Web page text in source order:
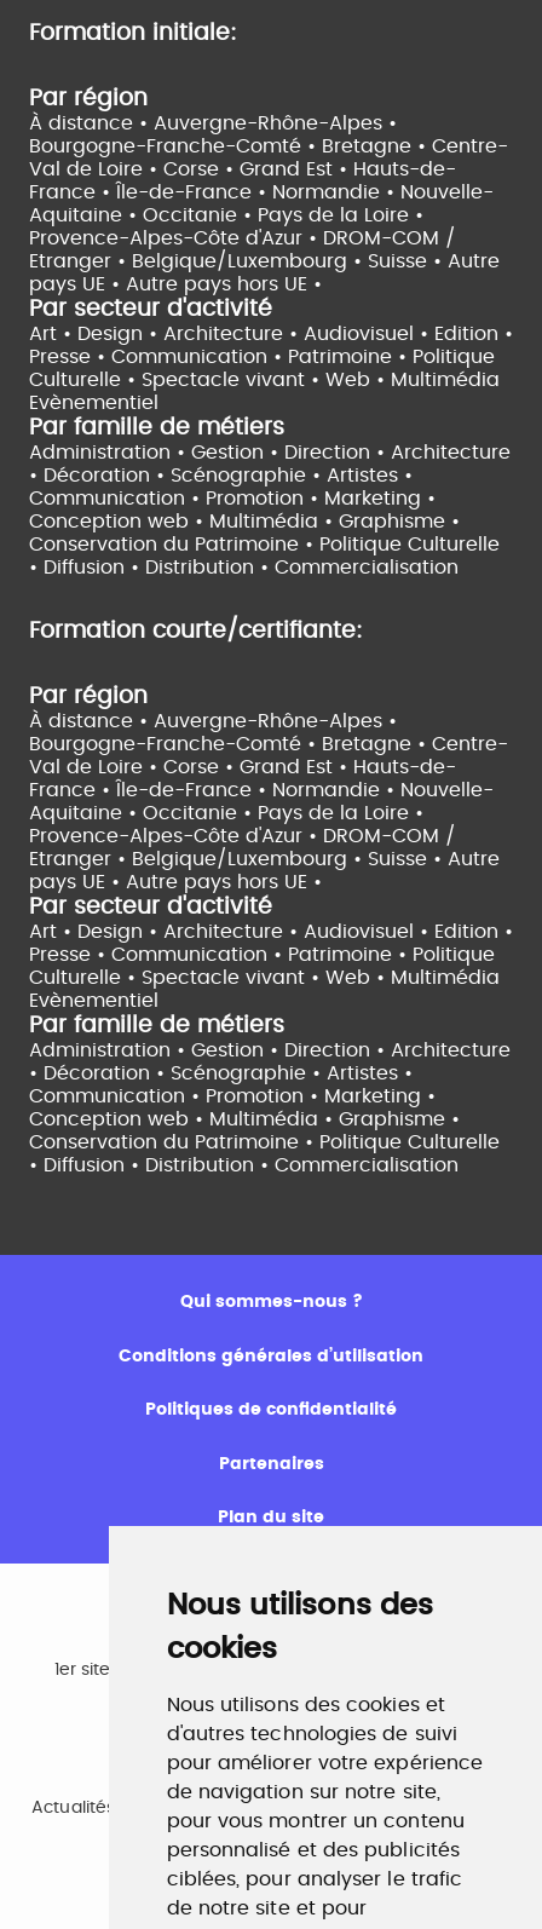
Nous utilisons des
cookies
Nous utilisons des cookies et
d'autres technologies de suivi
pour améliorer votre expérience
de navigation sur notre site,
pour vous montrer un contenu
personnalisé et des publicités
ciblées, pour analyser le trafic
de notre site et pour
Formation initiale:
Par région
À distance • Auvergne-Rhône-Alpes •
Bourgogne-Franche-Comté • Bretagne • Centre-
Val de Loire • Corse • Grand Est • Hauts-de-
France •
Île-de-France • Normandie • Nouvelle-
Aquitaine • Occitanie • Pays de la Loire •
Provence-Alpes-Côte d'Azur • DROM-COM /
Etranger • Belgique/Luxembourg • Suisse • Autre
pays UE • Autre pays hors UE •
Par secteur d'activité
Art • Design • Architecture • Audiovisuel • Edition •
Presse • Communication • Patrimoine • Politique
Culturelle • Spectacle vivant • Web • Multimédia
Evènementiel
Par famille de métiers
Administration • Gestion • Direction • Architecture
• Décoration • Scénographie • Artistes •
Communication • Promotion • Marketing •
Conception web • Multimédia • Graphisme •
Conservation du Patrimoine • Politique Culturelle
• Diffusion • Distribution • Commercialisation
Formation courte/certifiante:
Par région
À distance • Auvergne-Rhône-Alpes •
Bourgogne-Franche-Comté • Bretagne • Centre-
Val de Loire • Corse • Grand Est • Hauts-de-
France •
Île-de-France • Normandie • Nouvelle-
Aquitaine • Occitanie • Pays de la Loire •
Provence-Alpes-Côte d'Azur • DROM-COM /
Etranger • Belgique/Luxembourg • Suisse • Autre
pays UE • Autre pays hors UE •
Par secteur d'activité
Art • Design • Architecture • Audiovisuel • Edition •
Presse • Communication • Patrimoine • Politique
Culturelle • Spectacle vivant • Web • Multimédia
Evènementiel
Par famille de métiers
Administration • Gestion • Direction • Architecture
• Décoration • Scénographie • Artistes •
Communication • Promotion • Marketing •
Conception web • Multimédia • Graphisme •
Conservation du Patrimoine • Politique Culturelle
• Diffusion • Distribution • Commercialisation
Qui sommes-nous ?
Conditions générales d’utilisation
Politiques de confidentialité
Partenaires
Plan du site
Emploi
1er site emploi du secteur culturel 784.000 visites et
www.profilculture.com
Formation
Actualités, guide et annuaire des formations aux métiers
de la culture.
www.profilculture-formation.com